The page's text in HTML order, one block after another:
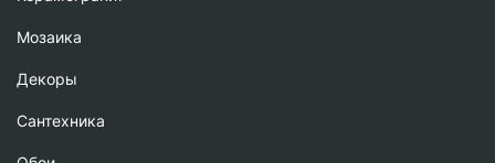
Мозаика
Декоры
Сантехника